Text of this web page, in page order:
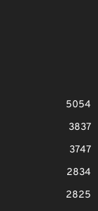
5054
3837
3747
2834
2825